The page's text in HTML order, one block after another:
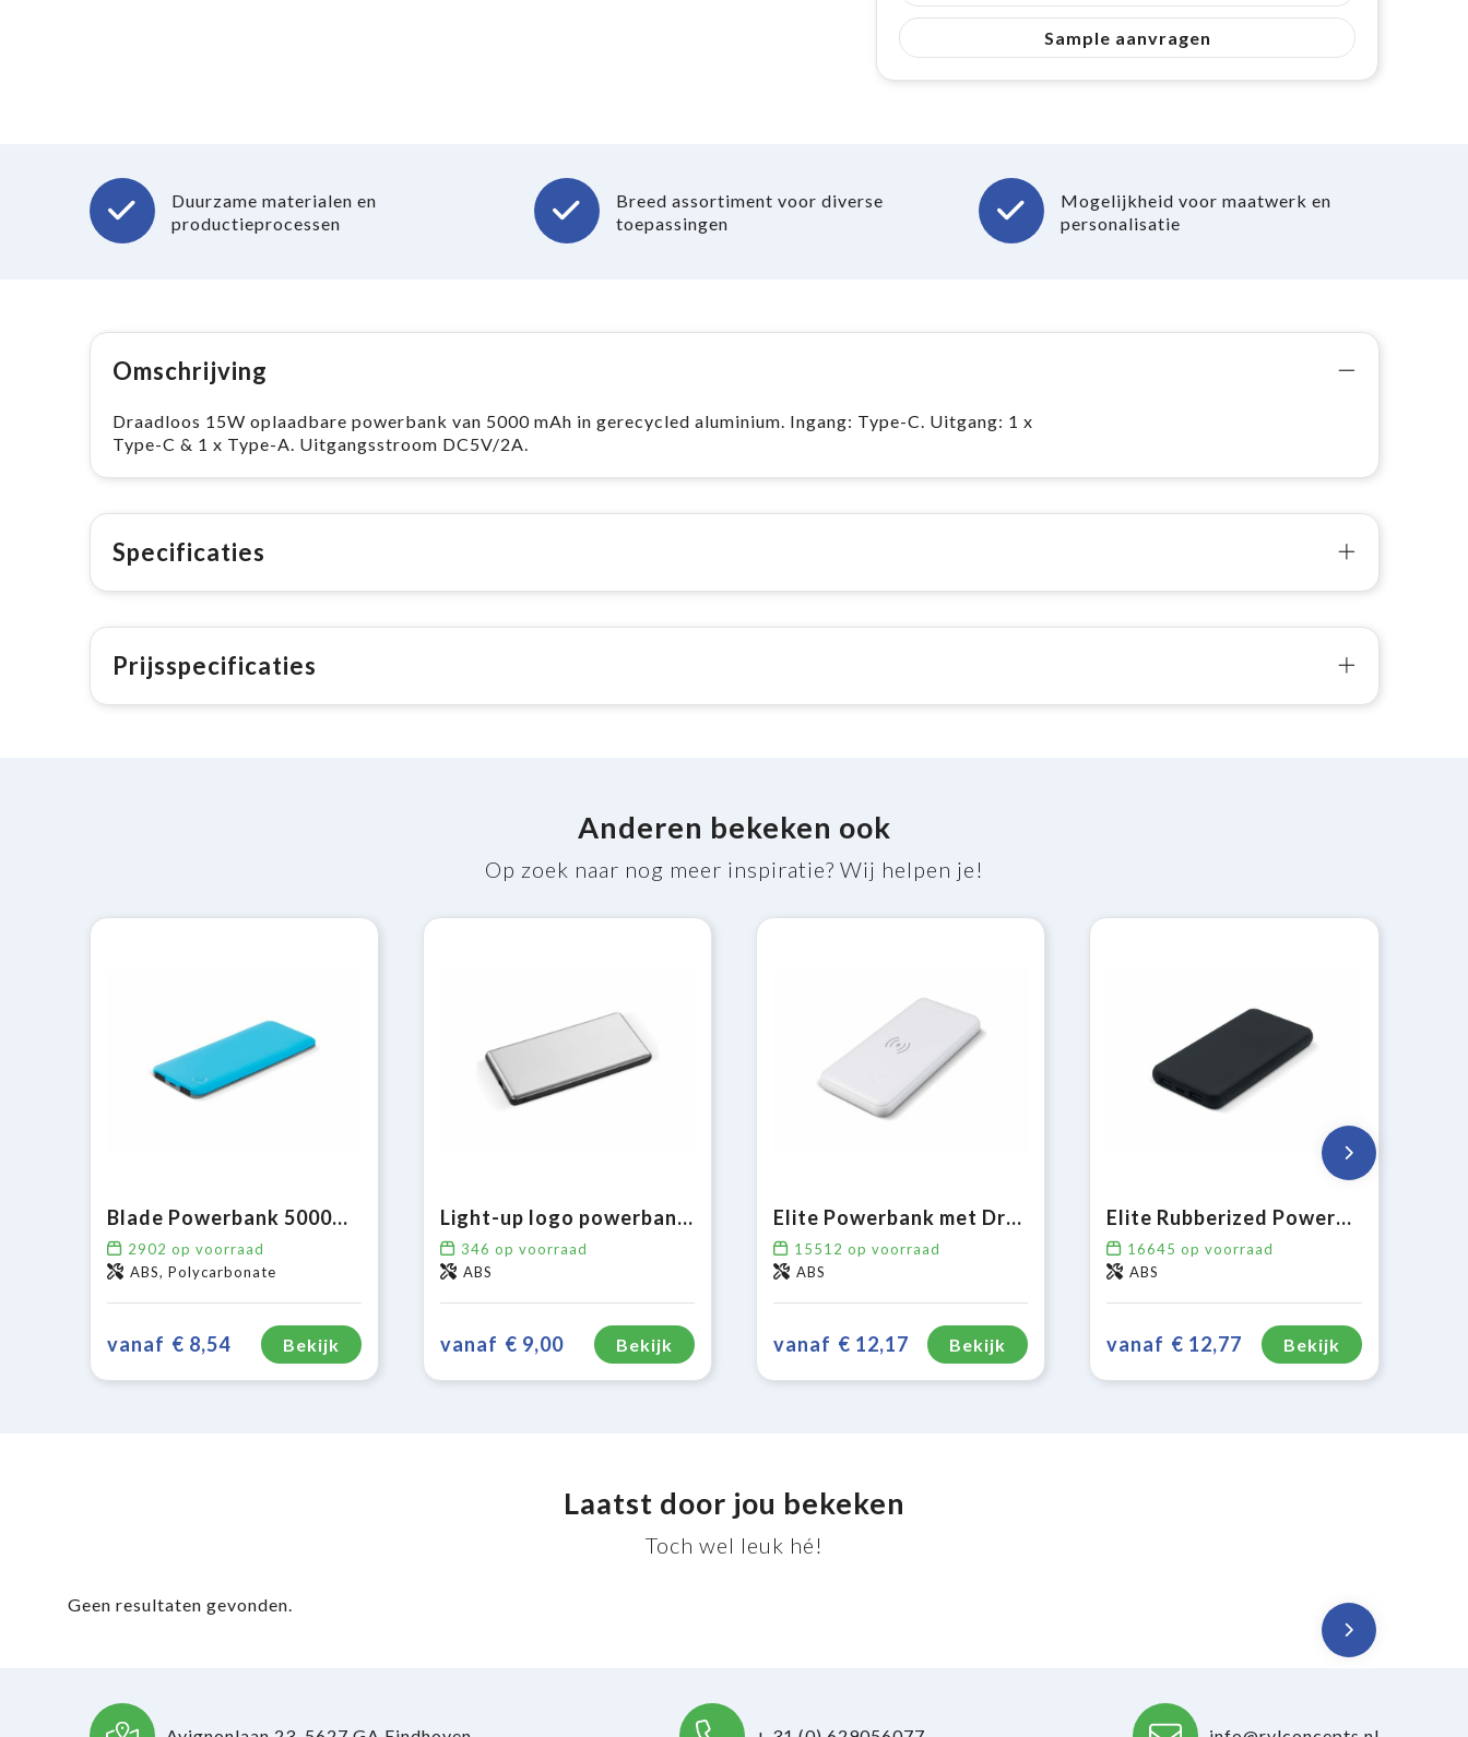
Sample aanvragen
Duurzame materialen en
productieprocessen
Breed assortiment voor diverse
toepassingen
Mogelijkheid voor maatwerk en
personalisatie
Omschrijving
Draadloos 15W oplaadbare powerbank van 5000 mAh in gerecycled aluminium. Ingang: Type-C. Uitgang: 1 x
Type-C & 1 x Type-A. Uitgangsstroom DC5V/2A.
Specificaties
Prijsspecificaties
Anderen bekeken ook
Op zoek naar nog meer inspiratie? Wij helpen je!
Blade Powerbank 5000mAh
2902 op voorraad
ABS, Polycarbonate
vanaf € 8,54 Bekijk
Light-up logo powerbank 4000mAh
346 op voorraad
ABS
vanaf € 9,00 Bekijk
Elite Powerbank met Draadloze Oplader 8000mAh
15512 op voorraad
ABS
vanaf € 12,17 Bekijk
Elite Rubberized Powerbank 8000mAh
16645 op voorraad
ABS
vanaf € 12,77 Bekijk
Laatst door jou bekeken
Toch wel leuk hé!
Geen resultaten gevonden.